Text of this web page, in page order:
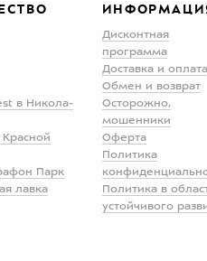
в Никола-
Парк
лавка
Дисконтная
программа
Доставка и оплата
Обмен и возврат
Осторожно,
мошенники
Оферта
Политика
Политика в
устойчивого